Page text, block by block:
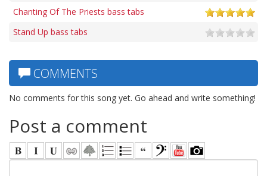
Chanting Of The Priests bass tabs
Stand Up bass tabs
COMMENTS
No comments for this song yet. Go ahead and write something!
Post a comment